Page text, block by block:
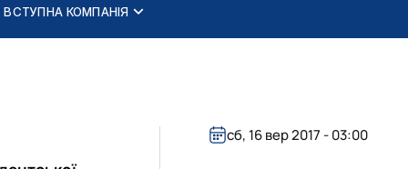
ВСТУПНА КОМПАНІЯ
сб, 16 вер 2017 - 03:00